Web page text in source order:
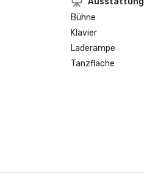
Bühne
Klavier
Laderampe
Tanzfläche